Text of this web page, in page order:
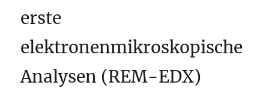
erste
elektronenmikroskopische
Analysen (REM-EDX)